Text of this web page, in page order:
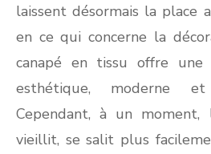
laissent désormais la place
en ce qui concerne la
canapé en tissu offre une
esthétique, moderne
Cependant, à un
vieillit, se salit plus